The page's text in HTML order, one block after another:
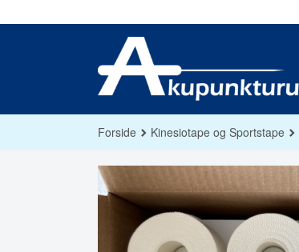
til
Forside Kinesiotape og Sportstape